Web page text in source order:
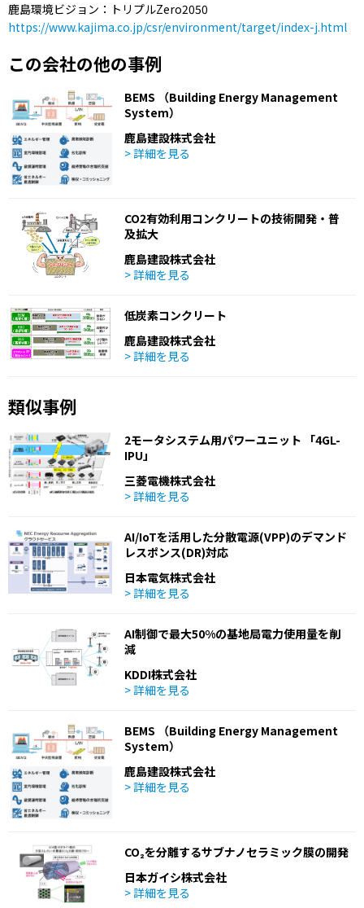
鹿島環境ビジョン：トリプルZero2050
https://www.kajima.co.jp/csr/environment/target/index-j.html
この会社の他の事例
BEMS （Building Energy Management
System）
鹿島建設株式会社
> 詳細を見る
CO2有効利用コンクリートの技術開発・普
及拡大
鹿島建設株式会社
> 詳細を見る
低炭素コンクリート
鹿島建設株式会社
> 詳細を見る
類似事例
2モータシステム用パワーユニット 「4GL-
IPU」
三菱電機株式会社
> 詳細を見る
AI/IoTを活用した分散電源(VPP)のデマンド
レスポンス(DR)対応
日本電気株式会社
> 詳細を見る
AI制御で最大50%の基地局電力使用量を削
減
KDDI株式会社
> 詳細を見る
BEMS （Building Energy Management
System）
鹿島建設株式会社
> 詳細を見る
CO₂を分離するサブナノセラミック膜の開発
日本ガイシ株式会社
> 詳細を見る